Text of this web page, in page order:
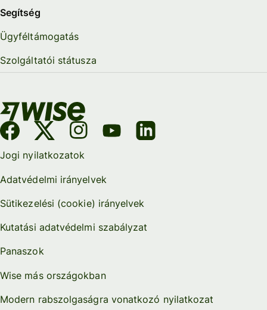
Segítség
Ügyféltámogatás
Szolgáltatói státusza
Jogi nyilatkozatok
Adatvédelmi irányelvek
Sütikezelési (cookie) irányelvek
Kutatási adatvédelmi szabályzat
Panaszok
Wise más országokban
Modern rabszolgaságra vonatkozó nyilatkozat